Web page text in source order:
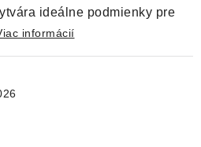
ideálne podmienky pre
informácií